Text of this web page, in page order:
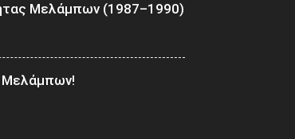
Μελάμπων (1987–1990)
Μελάμπων!